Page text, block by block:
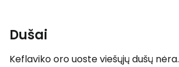
Dušai
Keflaviko oro uoste viešųjų dušų nėra.